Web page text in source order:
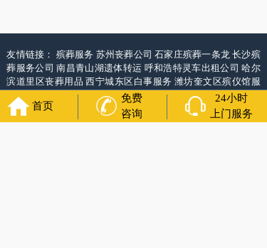
友情链接： 殡葬服务 苏州丧葬公司石家庄殡葬一条龙长沙殡
葬服务公司南昌青山湖遗体转运 呼和浩特灵车出租公司哈尔
滨道里区丧葬用品西宁城东区白事服务潍坊奎文区殡仪馆服
务乳山寿衣店铺 杭州上城区灵堂布置 沈阳浑南区殡葬平台
国墓地网中国非急救转运网网站建设 中国殡葬一条龙网 中国
救护车网葬花店葬花服务网
首页
免费
咨询
24小时
上门服务